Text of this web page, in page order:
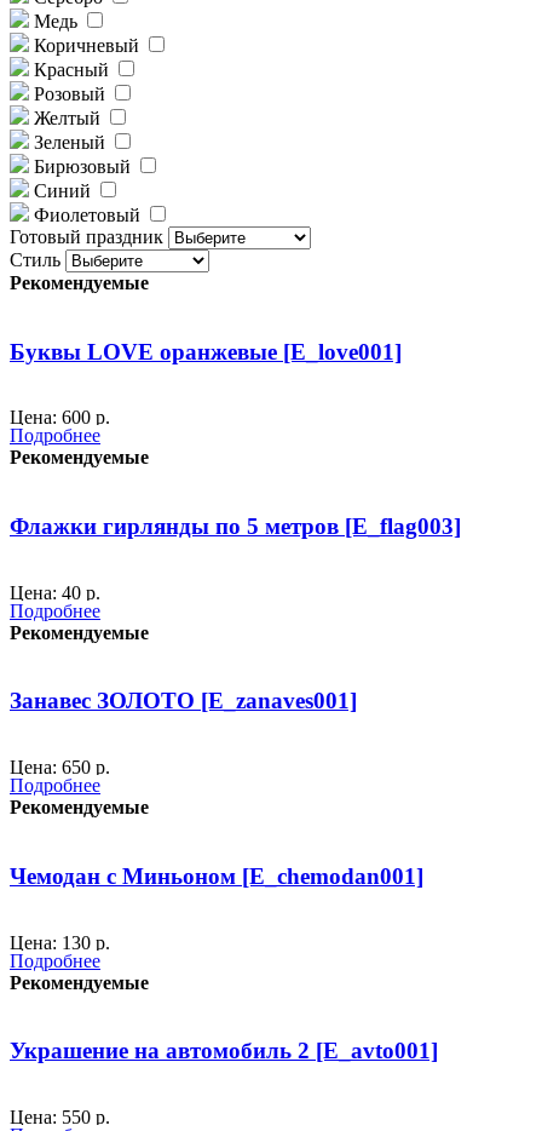
Медь
Коричневый
Красный
Розовый
Желтый
Зеленый
Бирюзовый
Синий
Фиолетовый
Готовый праздник
Стиль
Рекомендуемые
Буквы LOVE оранжевые [E_love001]
Цена: 600 р.
Цвет: оранжевый.
размер: каждая буква высота 76 см., ширина 44 см.
300
Подробнее
Рекомендуемые
Флажки гирлянды по 5 метров [E_flag003]
Цена: 40 р.
Размер одного флажка: 19х15 см.
На одной гирлянде 23 флажка.
материал: плащевая ткань
Подробнее
Рекомендуемые
Занавес ЗОЛОТО [E_zanaves001]
Цена: 650 р.
Размер: 200х200 см.
Блестящий занавес из золотых кругов.
Рекомендован для новогодних оформлений,
ганстерских вечериной, Оскар, голливуд.
300
Подробнее
Рекомендуемые
Чемодан с Миньоном [E_chemodan001]
Цена: 130 р.
Размер: 68х38х18 см.
Подробнее
Рекомендуемые
Украшение на автомобиль 2 [E_avto001]
Цена: 550 р.